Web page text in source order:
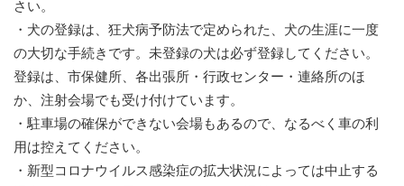
さい。
・犬の登録は、狂犬病予防法で定められた、犬の生涯に一度
の大切な手続きです。未登録の犬は必ず登録してください。
登録は、市保健所、各出張所・行政センター・連絡所のほ
か、注射会場でも受け付けています。
・駐車場の確保ができない会場もあるので、なるべく車の利
用は控えてください。
・新型コロナウイルス感染症の拡大状況によっては中止する